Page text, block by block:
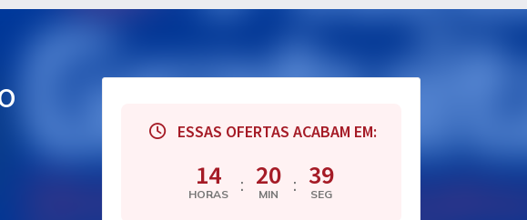
ESSAS OFERTAS ACABAM EM:
14
HORAS : 20
MIN : 38
SEG